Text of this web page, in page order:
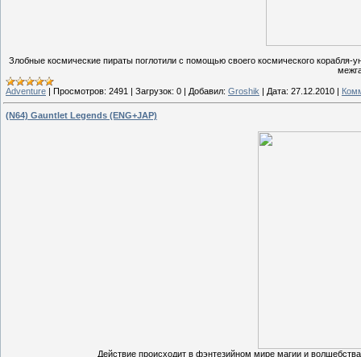
Злобные космические пираты поглотили с помощью своего космического
Adventure | Просмотров: 2491 | Загрузок: 0 | Добавил: Groshik | Дата: 27.12.2010 |
(N64) Gauntlet Legends (ENG+JAP)
Действие происходит в фэнтезийном мире магии и